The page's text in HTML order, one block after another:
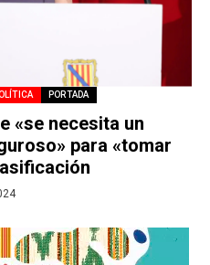
PORTADA
«se necesita un
para «tomar